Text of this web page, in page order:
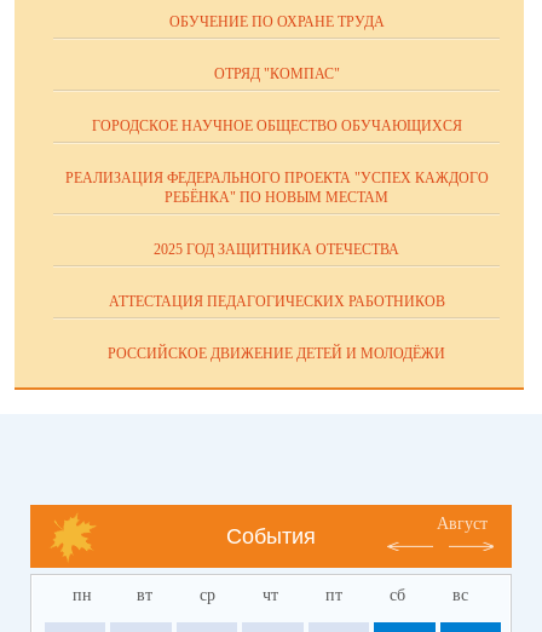
ОБУЧЕНИЕ ПО ОХРАНЕ ТРУДА
ОТРЯД "КОМПАС"
ГОРОДСКОЕ НАУЧНОЕ ОБЩЕСТВО ОБУЧАЮЩИХСЯ
РЕАЛИЗАЦИЯ ФЕДЕРАЛЬНОГО ПРОЕКТА "УСПЕХ КАЖДОГО
РЕБЁНКА" ПО НОВЫМ МЕСТАМ
2025 ГОД ЗАЩИТНИКА ОТЕЧЕСТВА
АТТЕСТАЦИЯ ПЕДАГОГИЧЕСКИХ РАБОТНИКОВ
РОССИЙСКОЕ ДВИЖЕНИЕ ДЕТЕЙ И МОЛОДЁЖИ
События
Август
пн вт ср чт пт сб вс